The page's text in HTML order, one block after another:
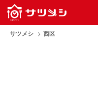
KEYWORD
サツメシ 西区